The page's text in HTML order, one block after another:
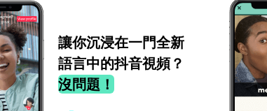
讓你沉浸在一門全新
語言中的抖音視頻？
沒問題！